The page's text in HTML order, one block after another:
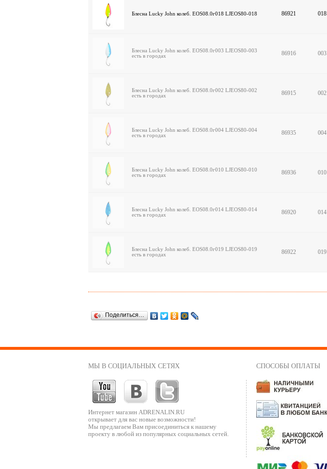
Блесна Lucky John колеб. EOS08.0г018 LJEOS80-018 86921 018
Блесна Lucky John колеб. EOS08.0г003 LJEOS80-003
есть в городах
86916 003
Блесна Lucky John колеб. EOS08.0г002 LJEOS80-002
есть в городах
86915 002
Блесна Lucky John колеб. EOS08.0г004 LJEOS80-004
есть в городах
86935 004
Блесна Lucky John колеб. EOS08.0г010 LJEOS80-010
есть в городах
86936 010
Блесна Lucky John колеб. EOS08.0г014 LJEOS80-014
есть в городах
86920 014
Блесна Lucky John колеб. EOS08.0г019 LJEOS80-019
есть в городах
86922 019
Поделиться…
МЫ В СОЦИАЛЬНЫХ СЕТЯХ
Интернет магазин ADRENALIN.RU
открывает для вас новые возможности!
Мы предлагаем Вам присоединиться к нашему
проекту в любой из популярных социальных сетей.
СПОСОБЫ ОПЛАТЫ